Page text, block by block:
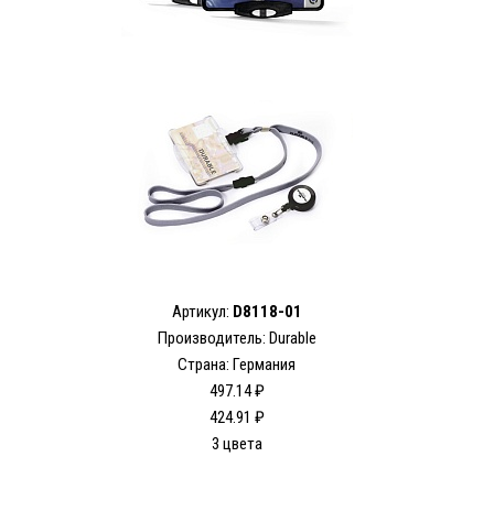
Артикул: D8118-01
Производитель: Durable
Страна: Германия
497.14 ₽
424.91 ₽
3 цвета